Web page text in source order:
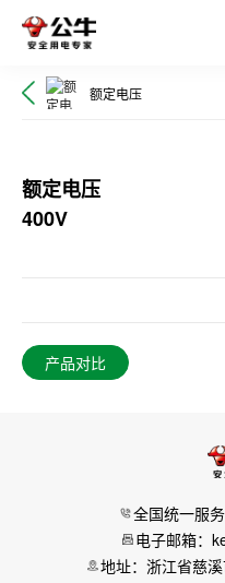
额定电压
额定电压
400V
产品对比
全国统一服
电子邮箱：
地址：浙江省慈